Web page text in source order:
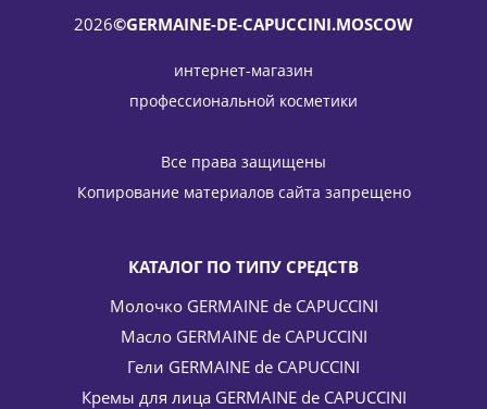
2026©GERMAINE-DE-CAPUCCINI.MOSCOW
интернет-магазин
профессиональной косметики
Все права защищены
Копирование материалов сайта запрещено
КАТАЛОГ ПО ТИПУ СРЕДСТВ
Молочко GERMAINE de CAPUCCINI
Масло GERMAINE de CAPUCCINI
Гели GERMAINE de CAPUCCINI
Кремы для лица GERMAINE de CAPUCCINI